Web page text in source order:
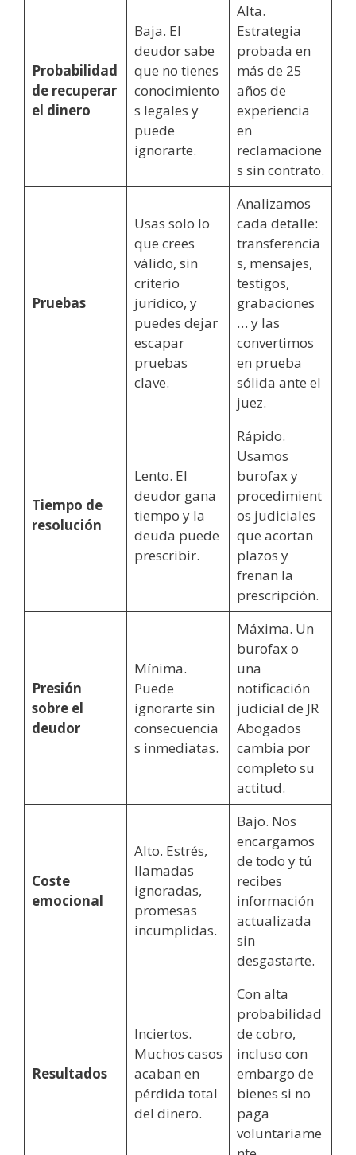
Probabilidad
de recuperar
el dinero
Baja. El
deudor sabe
que no tienes
conocimiento
s legales y
puede
ignorarte.
Alta.
Estrategia
probada en
más de 25
años de
experiencia
en
reclamacione
s sin contrato.
Pruebas
Usas solo lo
que crees
válido, sin
criterio
jurídico, y
puedes dejar
escapar
pruebas
clave.
Analizamos
cada detalle:
transferencia
s, mensajes,
testigos,
grabaciones
… y las
convertimos
en prueba
sólida ante el
juez.
Tiempo de
resolución
Lento. El
deudor gana
tiempo y la
deuda puede
prescribir.
Rápido.
Usamos
burofax y
procedimient
os judiciales
que acortan
plazos y
frenan la
prescripción.
Presión
sobre el
deudor
Mínima.
Puede
ignorarte sin
consecuencia
s inmediatas.
Máxima. Un
burofax o
una
notificación
judicial de JR
Abogados
cambia por
completo su
actitud.
Coste
emocional
Alto. Estrés,
llamadas
ignoradas,
promesas
incumplidas.
Bajo. Nos
encargamos
de todo y tú
recibes
información
actualizada
sin
desgastarte.
Resultados
Inciertos.
Muchos casos
acaban en
pérdida total
del dinero.
Con alta
probabilidad
de cobro,
incluso con
embargo de
bienes si no
paga
voluntariame